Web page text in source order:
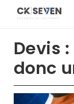
Devis
donc